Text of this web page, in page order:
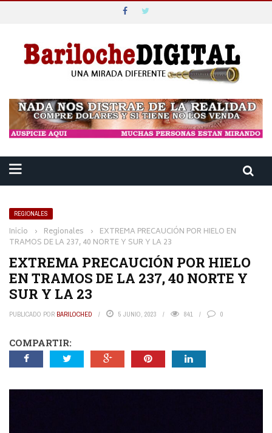
REGIONALES
Inicio › Regionales › EXTREMA PRECAUCIÓN POR HIELO EN
TRAMOS DE LA 237, 40 NORTE Y SUR Y LA 23
EXTREMA PRECAUCIÓN POR HIELO
EN TRAMOS DE LA 237, 40 NORTE Y
SUR Y LA 23
PUBLICADO POR BARILOCHED 5 JUNIO, 2023 841 0
COMPARTIR: